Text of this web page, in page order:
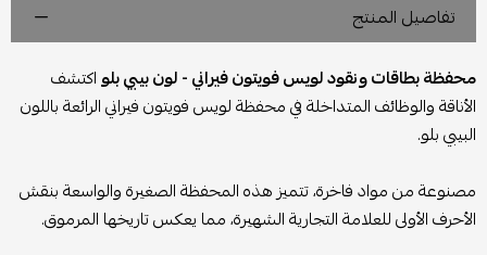
تفاصيل المنتج
محفظة بطاقات ونقود لويس فويتون فيراني - لون بيبي بلواكتشف
الأناقة والوظائف المتداخلة في محفظة لويس فويتون فيراني الرائعة باللون
البيبي بلو.
مصنوعة من مواد فاخرة، تتميز هذه المحفظة الصغيرة والواسعة بنقش
الأحرف الأولى للعلامة التجارية الشهيرة، مما يعكس تاريخها المرموق.